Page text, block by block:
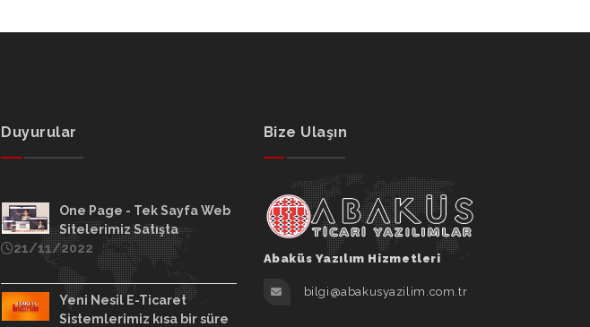
Duyurular
One Page - Tek Sayfa Web
Sitelerimiz Satışta
21/11/2022
Yeni Nesil E-Ticaret
Sistemlerimiz kısa bir süre
Bize Ulaşın
Abaküs Yazılım Hizmetleri
bilgi@abakusyazilim.com.tr